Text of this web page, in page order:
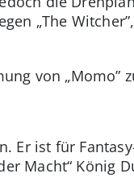
„The Witcher”,
von „Momo”
Er ist für
Macht“ König